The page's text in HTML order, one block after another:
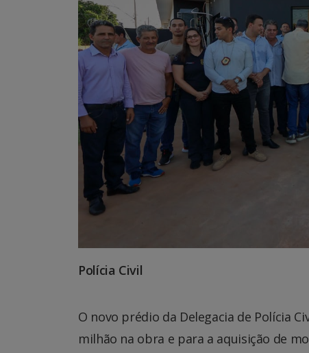
Polícia Civil
O novo prédio da Delegacia de Polícia
milhão na obra e para a aquisição de